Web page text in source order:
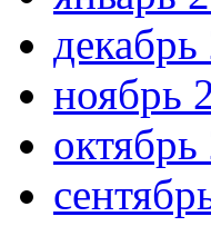
ноябрь